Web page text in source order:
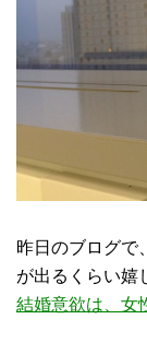
昨日のブログで
が出るくらい嬉
結婚意欲は、女